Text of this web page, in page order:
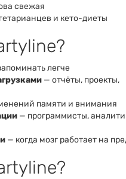
свежая
и кето-диеты
легче
— отчёты, проекты,
памяти и внимания
— программисты,
— когда мозг работает на